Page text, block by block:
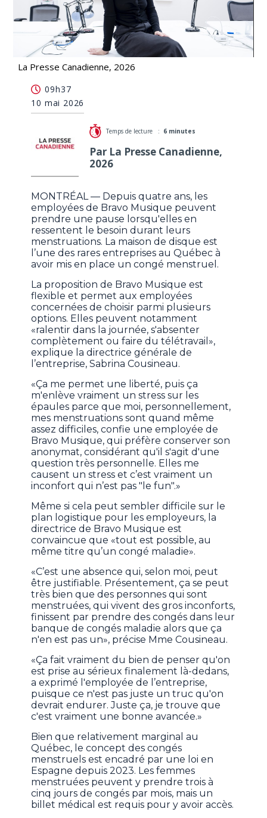
La Presse Canadienne, 2026
autour d'un enjeu tabou au travail
09h37
10 mai 2026
Temps de lecture : 6 minutes
Par La Presse Canadienne,
2026
MONTRÉAL — Depuis quatre ans, les
employées de Bravo Musique peuvent
prendre une pause lorsqu'elles en
ressentent le besoin durant leurs
menstruations. La maison de disque est
l’une des rares entreprises au Québec à
avoir mis en place un congé menstruel.
La proposition de Bravo Musique est
flexible et permet aux employées
concernées de choisir parmi plusieurs
options. Elles peuvent notamment
«ralentir dans la journée, s'absenter
complètement ou faire du télétravail»,
explique la directrice générale de
l’entreprise, Sabrina Cousineau.
«Ça me permet une liberté, puis ça
m'enlève vraiment un stress sur les
épaules parce que moi, personnellement,
mes menstruations sont quand même
assez difficiles, confie une employée de
Bravo Musique, qui préfère conserver son
anonymat, considérant qu'il s'agit d'une
question très personnelle. Elles me
causent un stress et c’est vraiment un
inconfort qui n’est pas "le fun".»
Même si cela peut sembler difficile sur le
plan logistique pour les employeurs, la
directrice de Bravo Musique est
convaincue que «tout est possible, au
même titre qu’un congé maladie».
«C’est une absence qui, selon moi, peut
être justifiable. Présentement, ça se peut
très bien que des personnes qui sont
menstruées, qui vivent des gros inconforts,
finissent par prendre des congés dans leur
banque de congés maladie alors que ça
n'en est pas un», précise Mme Cousineau.
«Ça fait vraiment du bien de penser qu'on
est prise au sérieux finalement là-dedans,
a exprimé l'employée de l’entreprise,
puisque ce n'est pas juste un truc qu'on
devrait endurer. Juste ça, je trouve que
c'est vraiment une bonne avancée.»
Bien que relativement marginal au
Québec, le concept des congés
menstruels est encadré par une loi en
Espagne depuis 2023. Les femmes
menstruées peuvent y prendre trois à
cinq jours de congés par mois, mais un
billet médical est requis pour y avoir accès.